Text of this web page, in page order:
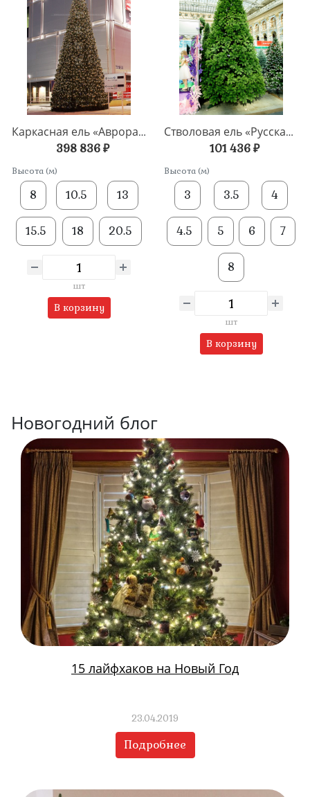
Каркасная ель «Аврора» 8-20,5 метров
398 836 ₽
Высота (м)
8 10.5 13
15.5 18 20.5
шт
В корзину
Стволовая ель «Русская императрица» 3-8 метров
101 436 ₽
Высота (м)
3 3.5 4
4.5 5 6 7
8
шт
В корзину
Новогодний блог
15 лайфхаков на Новый Год
23.04.2019
Подробнее